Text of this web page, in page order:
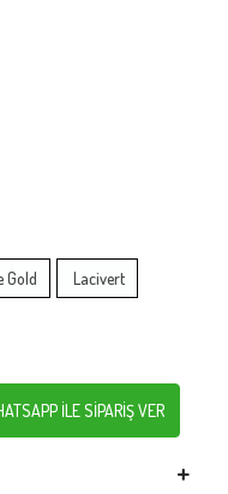
Gold Lacivert
İLE SİPARİŞ VER